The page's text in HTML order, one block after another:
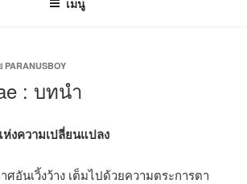
เมนู
PARANUSBOY
: บทนำ
งความเปลี่ยนแปลง
ศอันเวิ้งว้าง เต็มไปด้วยความตระการตา